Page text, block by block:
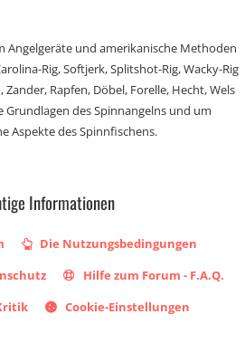
Angelgeräte und amerikanische Methoden
Rig, Softjerk, Splitshot-Rig, Wacky-Rig
Zander, Rapfen, Döbel, Forelle, Hecht, Wels
Grundlagen des Spinnangelns und um
Aspekte des Spinnfischens.
Informationen
Die Nutzungsbedingungen
Hilfe zum Forum - F.A.Q.
Cookie-Einstellungen